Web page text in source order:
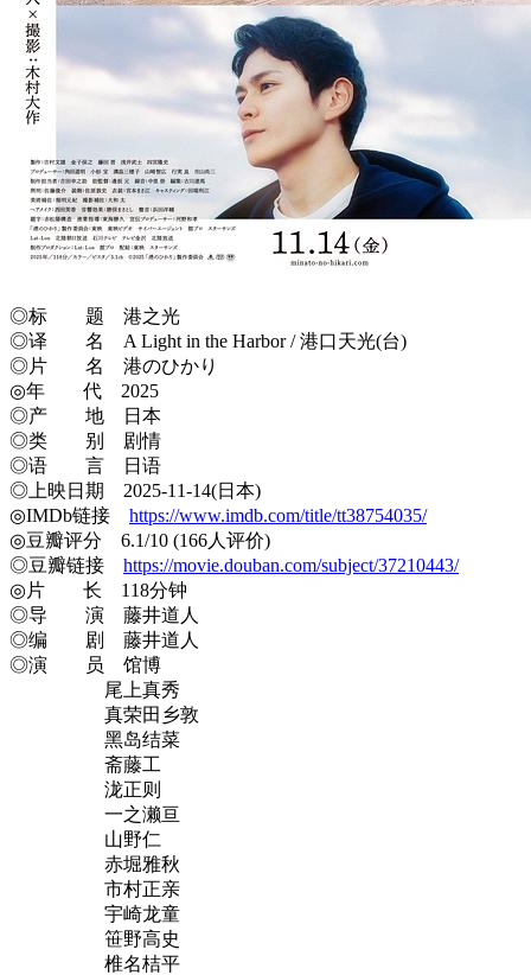
◎标 题 港之光
◎译 名 A Light in the Harbor / 港口天光(台)
◎片 名 港のひかり
◎年 代 2025
◎产 地 日本
◎类 别 剧情
◎语 言 日语
◎上映日期 2025-11-14(日本)
◎IMDb链接 https://www.imdb.com/title/tt38754035/
◎豆瓣评分 6.1/10 (166人评价)
◎豆瓣链接 https://movie.douban.com/subject/37210443/
◎片 长 118分钟
◎导 演 藤井道人
◎编 剧 藤井道人
◎演 员 馆博
尾上真秀
真荣田乡敦
黑岛结菜
斋藤工
泷正则
一之濑亘
山野仁
赤堀雅秋
市村正亲
宇崎龙童
笹野高史
椎名桔平